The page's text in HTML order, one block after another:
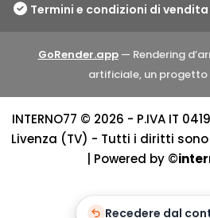
Termini e condizioni di vendita
GoRender.app— Rendering
artificiale, un progetto
INTERNO77 © 2026 - P.IVA IT
Livenza (TV) - Tutti i diritti
| Powered by ©
Recedere dal